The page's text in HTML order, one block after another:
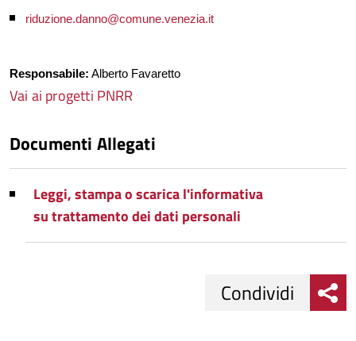
riduzione.danno@comune.venezia.it
Responsabile: Alberto Favaretto
Vai ai progetti PNRR
Documenti Allegati
Leggi, stampa o scarica l'informativa
su trattamento dei dati personali
Condividi